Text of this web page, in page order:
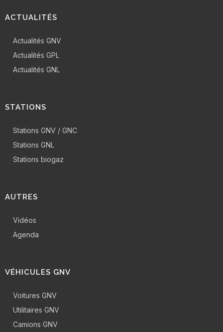
ACTUALITÉS
Actualités GNV
Actualités GPL
Actualités GNL
STATIONS
Stations GNV / GNC
Stations GNL
Stations biogaz
AUTRES
Vidéos
Agenda
VÉHICULES GNV
Voitures GNV
Utilitaires GNV
Camions GNV